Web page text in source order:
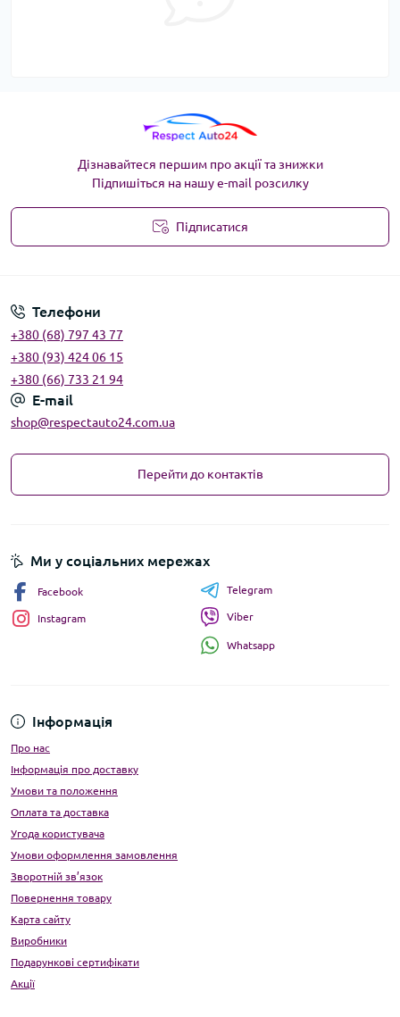
Дізнавайтеся першим про акції та знижки
Підпишіться на нашу e-mail розсилку
Підписатися
Телефони
+380 (68) 797 43 77
+380 (93) 424 06 15
+380 (66) 733 21 94
E-mail
shop@respectauto24.com.ua
Перейти до контактів
Інформація
Про нас
Інформація про доставку
Умови та положення
Оплата та доставка
Угода користувача
Умови оформлення замовлення
Зворотній зв’язок
Повернення товару
Карта сайту
Виробники
Подарункові сертифікати
Акції
Ми у соціальних мережах
Facebook
Instagram
Telegram
Viber
Whatsapp